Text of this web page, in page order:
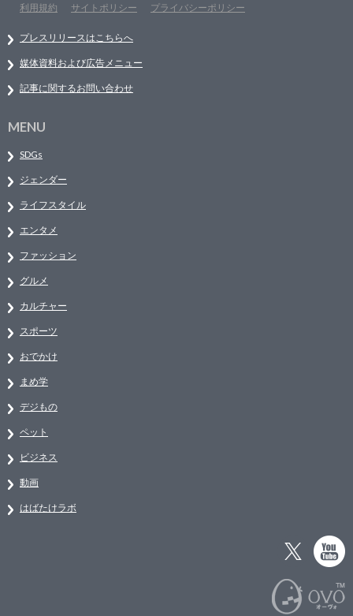
利用規約
サイトポリシー プライバシーポリシー
プレスリリースはこちらへ
媒体資料および広告メニュー
記事に関するお問い合わせ
MENU
SDGs
ジェンダー
ライフスタイル
エンタメ
ファッション
グルメ
カルチャー
スポーツ
おでかけ
まめ学
デジもの
ペット
ビジネス
動画
はばたけラボ